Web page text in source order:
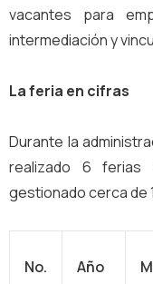
vacantes para
intermediación y
La feria en cifras
Durante la
realizado 6
gestionado cerca de
No. Año